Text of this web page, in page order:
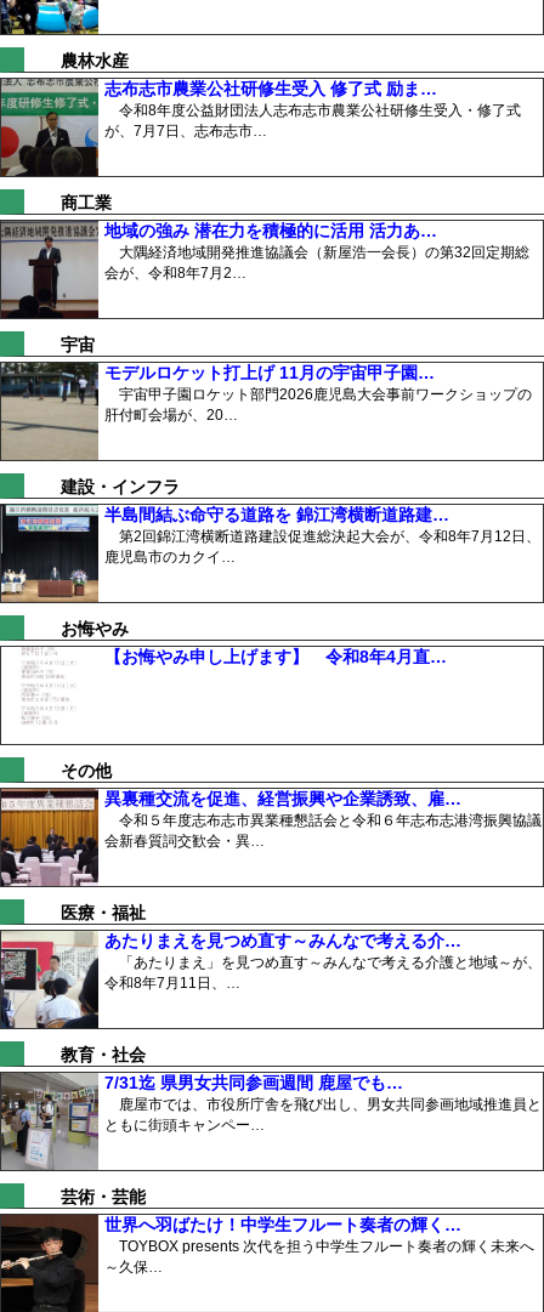
農林水産
志布志市農業公社研修生受入 修了式 励ま…
令和8年度公益財団法人志布志市農業公社研修生受入・修了式
が、7月7日、志布志市…
商工業
地域の強み 潜在力を積極的に活用 活力あ…
大隅経済地域開発推進協議会（新屋浩一会長）の第32回定期総
会が、令和8年7月2…
宇宙
モデルロケット打上げ 11月の宇宙甲子園…
宇宙甲子園ロケット部門2026鹿児島大会事前ワークショップの
肝付町会場が、20…
建設・インフラ
半島間結ぶ命守る道路を 錦江湾横断道路建…
第2回錦江湾横断道路建設促進総決起大会が、令和8年7月12日、
鹿児島市のカクイ…
お悔やみ
【お悔やみ申し上げます】 令和8年4月直…
その他
異裏種交流を促進、経営振興や企業誘致、雇…
令和５年度志布志市異業種懇話会と令和６年志布志港湾振興協議
会新春質詞交歓会・異…
医療・福祉
あたりまえを見つめ直す～みんなで考える介…
「あたりまえ」を見つめ直す～みんなで考える介護と地域～が、
令和8年7月11日、…
教育・社会
7/31迄 県男女共同参画週間 鹿屋でも…
鹿屋市では、市役所庁舎を飛び出し、男女共同参画地域推進員と
ともに街頭キャンペー…
芸術・芸能
世界へ羽ばたけ！中学生フルート奏者の輝く…
TOYBOX presents 次代を担う中学生フルート奏者の輝く未来へ
～久保…